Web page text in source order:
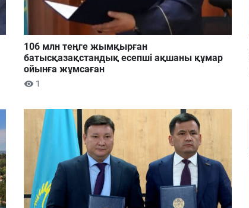
106 млн теңге жымқырған
батысқазақстандық есепші ақшаны құмар
ойынға жұмсаған
1